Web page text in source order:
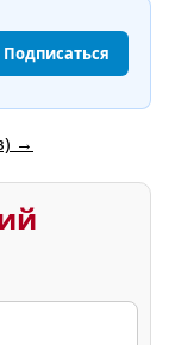
Подписаться
→